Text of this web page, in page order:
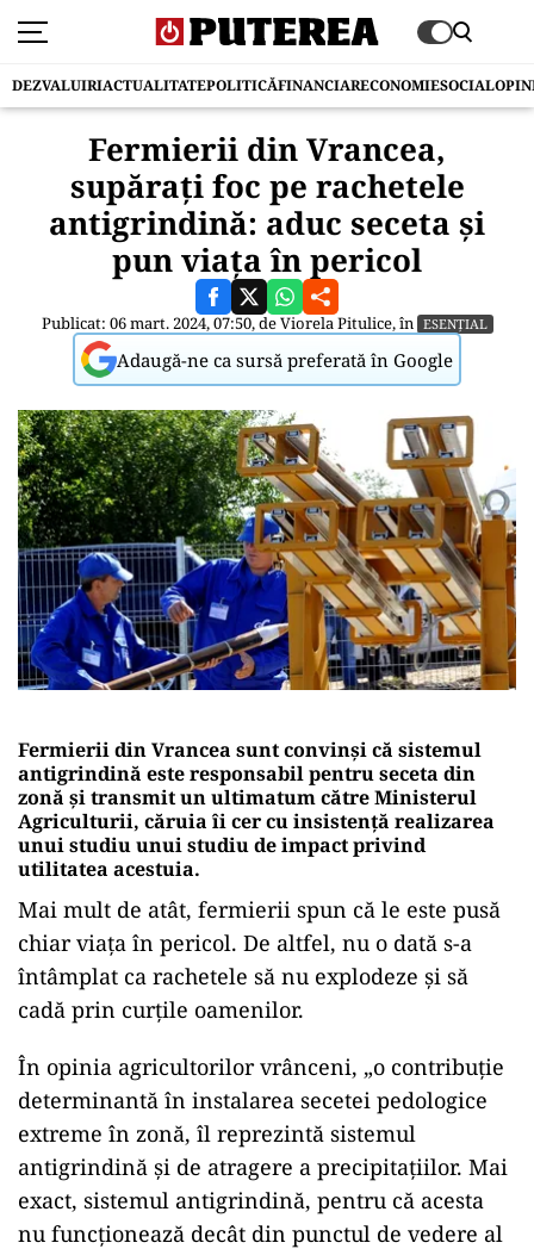
DEZVALUIRIACTUALITATEPOLITICĂFINANCIARECONOMIESOCIAL
Fermierii din Vrancea,
supărați foc pe rachetele
antigrindină: aduc seceta și
pun viața în pericol
Publicat: 06 mart. 2024, 07:50, deViorela Pitulice, în ESENȚIAL
Adaugă-ne ca sursă preferată în Google
Fermierii din Vrancea sunt convinși că sistemul
antigrindină este responsabil pentru seceta din
zonă și transmit un ultimatum către Ministerul
Agriculturii, căruia îi cer cu insistență realizarea
unui studiu unui studiu de impact privind
utilitatea acestuia.
Mai mult de atât, fermierii spun că le este pusă
chiar viața în pericol. De altfel, nu o dată s-a
întâmplat ca rachetele să nu explodeze și să
cadă prin curțile oamenilor.
În opinia agricultorilor vrânceni, „o contribuţie
determinantă în instalarea secetei pedologice
extreme în zonă, îl reprezintă sistemul
antigrindină şi de atragere a precipitaţiilor. Mai
exact, sistemul antigrindină, pentru că acesta
nu funcţionează decât din punctul de vedere al